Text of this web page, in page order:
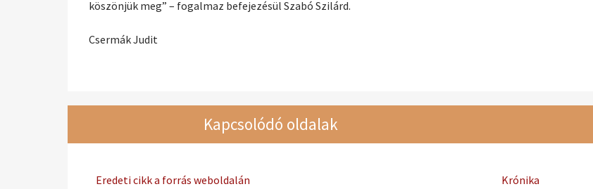
köszönjük meg” – fogalmaz befejezésül Szabó Szilárd.
Csermák Judit
Kapcsolódó oldalak
Eredeti cikk a forrás weboldalán
Krónika